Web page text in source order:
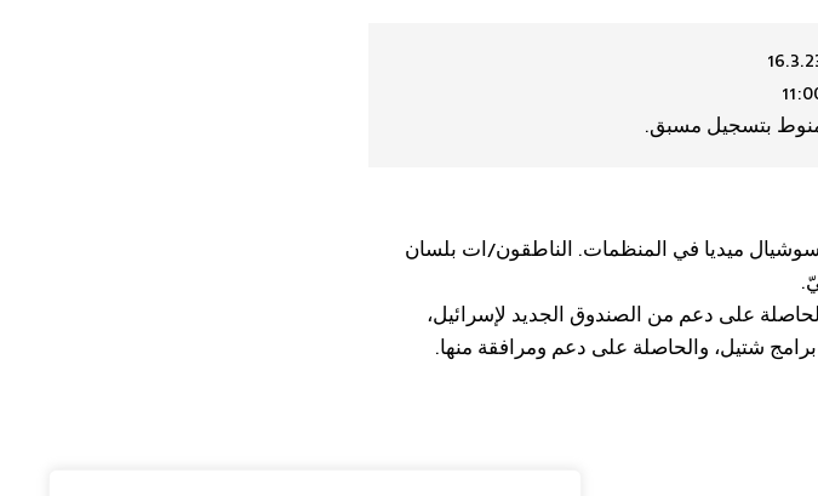
منوط بتسجيل مسبق.
ميديا في المنظمات. الناطقون/ات بلسان
على دعم من الصندوق الجديد لإسرائيل،
شتيل، والحاصلة على دعم ومرافقة منها.